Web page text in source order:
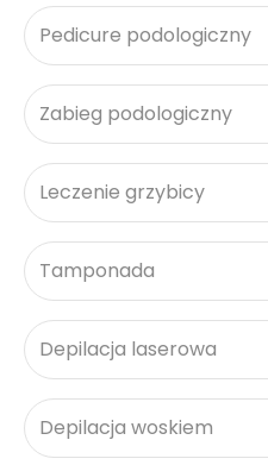
Pedicure podologiczny
Zabieg podologiczny
Leczenie grzybicy
Tamponada
Depilacja laserowa
Depilacja woskiem